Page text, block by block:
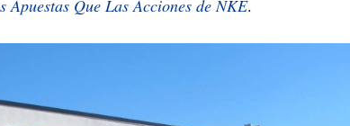
Apuestas Que Las Acciones de NKE.